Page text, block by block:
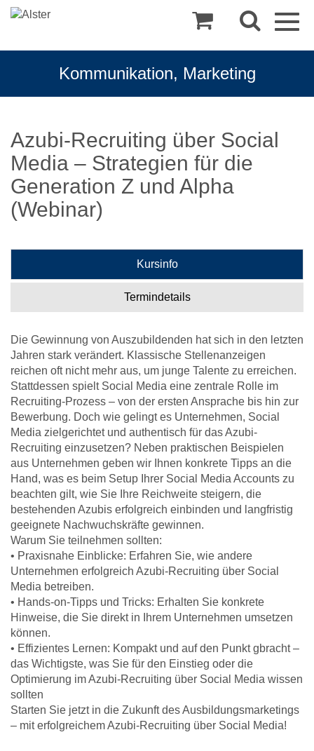
Kommunikation, Marketing
Azubi-Recruiting über Social
Media – Strategien für die
Generation Z und Alpha
(Webinar)
Kursinfo
Termindetails
Die Gewinnung von Auszubildenden hat sich in den letzten
Jahren stark verändert. Klassische Stellenanzeigen
reichen oft nicht mehr aus, um junge Talente zu erreichen.
Stattdessen spielt Social Media eine zentrale Rolle im
Recruiting-Prozess – von der ersten Ansprache bis hin zur
Bewerbung. Doch wie gelingt es Unternehmen, Social
Media zielgerichtet und authentisch für das Azubi-
Recruiting einzusetzen? Neben praktischen Beispielen
aus Unternehmen geben wir Ihnen konkrete Tipps an die
Hand, was es beim Setup Ihrer Social Media Accounts zu
beachten gilt, wie Sie Ihre Reichweite steigern, die
bestehenden Azubis erfolgreich einbinden und langfristig
geeignete Nachwuchskräfte gewinnen.
Warum Sie teilnehmen sollten:
• Praxisnahe Einblicke: Erfahren Sie, wie andere
Unternehmen erfolgreich Azubi-Recruiting über Social
Media betreiben.
• Hands-on-Tipps und Tricks: Erhalten Sie konkrete
Hinweise, die Sie direkt in Ihrem Unternehmen umsetzen
können.
• Effizientes Lernen: Kompakt und auf den Punkt gbracht –
das Wichtigste, was Sie für den Einstieg oder die
Optimierung im Azubi-Recruiting über Social Media wissen
sollten
Starten Sie jetzt in die Zukunft des Ausbildungsmarketings
– mit erfolgreichem Azubi-Recruiting über Social Media!